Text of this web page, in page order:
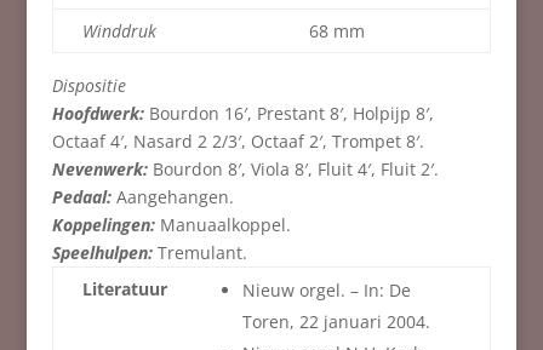
Winddruk
68 mm
Dispositie
Hoofdwerk:Bourdon 16′, Prestant 8′, Holpijp 8′,
Octaaf 4′, Nasard 2 2/3′, Octaaf 2′, Trompet 8′.
Nevenwerk:Bourdon 8′, Viola 8′, Fluit 4′, Fluit 2′.
Pedaal:Aangehangen.
Koppelingen:Manuaalkoppel.
Speelhulpen:Tremulant.
Literatuur
Nieuw orgel. – In: De
Toren, 22 januari 2004.